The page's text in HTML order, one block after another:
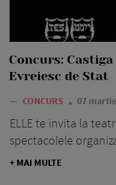
Concurs:
Evreiesc de Stat
— CONCURS 07
ELLE te invita la
spectacolele
+ MAI MULTE